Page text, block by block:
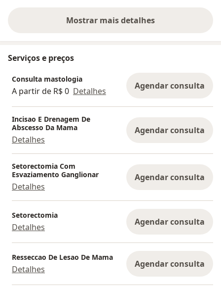
Mostrar mais detalhes
sobre a experiência
Serviços e preços
Consulta mastologia
A partir de R$ 0 Detalhes Agendar consulta
Incisao E Drenagem De
Abscesso Da Mama
Detalhes
Agendar consulta
Setorectomia Com
Esvaziamento Ganglionar
Detalhes
Agendar consulta
Setorectomia
Detalhes Agendar consulta
Resseccao De Lesao De Mama
Detalhes Agendar consulta